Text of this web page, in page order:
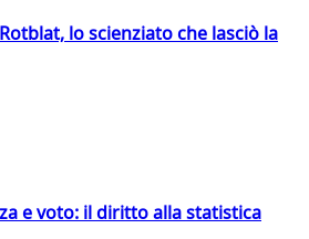
lo scienziato che lasciò la
e voto: il diritto alla statistica